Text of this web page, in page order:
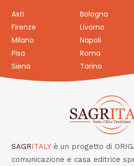
Asti Bologna
Firenze
Livorno
Milano
Napoli
Pisa
Roma
Siena
Torino
SAGRITALY è un progetto di
comunicazione e casa editrice